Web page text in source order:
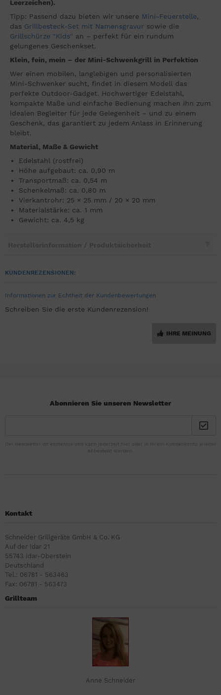
Leerzeichen).
Tipp: Passend dazu bieten wir unsere Mini-Feuerstelle,
das Grillbesteck-Set mit Namensgravur sowie die
Grillschürze "Kids" an – perfekt für ein rundum
gelungenes Geschenkset.
Klein, fein, mein – der Mini-Schwenkgrill in Perfektion
Wer einen mobilen, langlebigen und personalisierten
Mini-Schwenker sucht, findet in diesem Modell das
perfekte Outdoor-Gadget. Hochwertiger Edelstahl,
kompakte Maße und einfache Bedienung machen ihn zum
idealen Begleiter für jede Gelegenheit – und zu einem
Geschenk, das garantiert zu jedem Anlass in Erinnerung
bleibt.
Material, Maße & Gewicht
Edelstahl (rostfrei)
Höhe aufgebaut: ca. 0,90 m
Transportmaß: ca. 0,54 m
Schenkelmaß: ca. 0,80 m
Vierkantrohr: 25 × 25 mm / 20 × 20 mm
Materialstärke: ca. 1 mm
Gewicht: ca. 4,5 kg
KUNDENREZENSIONEN:
Informationen zur Echtheit der Kundenbewertungen
Schreiben Sie die erste Kundenrezension!
IHRE MEINUNG
Abonnieren Sie unseren Newsletter
Der Newsletter ist kostenlos und kann jederzeit hier oder in Ihrem Kundenkonto wieder
abbestellt werden.
Kontakt
Schneider Grillgeräte GmbH & Co. KG
Auf der Idar 21
55743 Idar-Oberstein
Deutschland
Tel.: 06781 - 563463
Fax: 06781 - 563473
Grillteam
Anne Schneider